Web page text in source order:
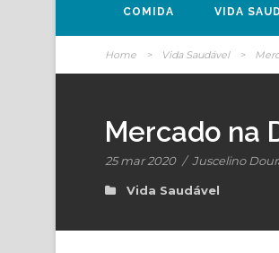
COMIDA VIDA
Home > Vida Saudável >
Mercado na
25 mar 2020 / Juscelino
Vida Saudável